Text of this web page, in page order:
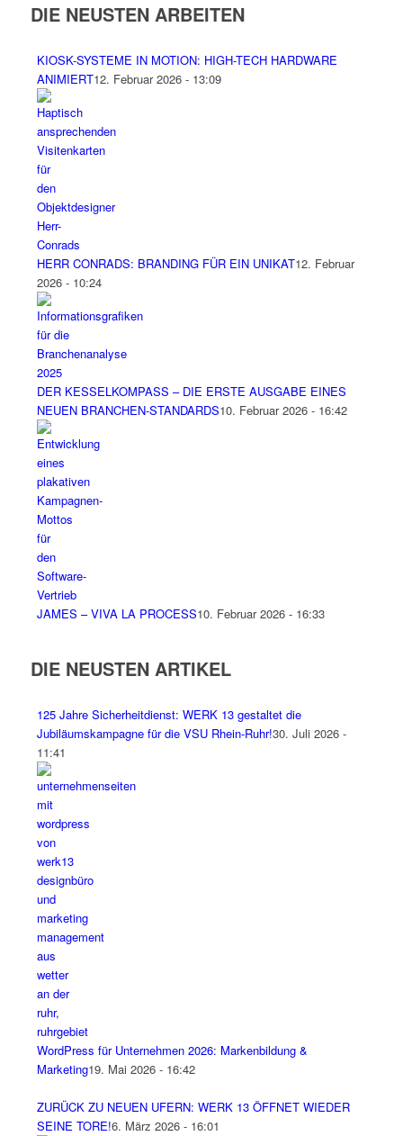
DIE NEUSTEN ARBEITEN
KIOSK-SYSTEME IN MOTION: HIGH-TECH HARDWARE
ANIMIERT12. Februar 2026 - 13:09
HERR CONRADS: BRANDING FÜR EIN UNIKAT12. Februar
2026 - 10:24
DER KESSELKOMPASS – DIE ERSTE AUSGABE EINES
NEUEN BRANCHEN-STANDARDS10. Februar 2026 - 16:42
JAMES – VIVA LA PROCESS10. Februar 2026 - 16:33
DIE NEUSTEN ARTIKEL
125 Jahre Sicherheitdienst: WERK 13 gestaltet die
Jubiläumskampagne für die VSU Rhein-Ruhr!30. Juli 2026 -
11:41
WordPress für Unternehmen 2026: Markenbildung &
Marketing19. Mai 2026 - 16:42
ZURÜCK ZU NEUEN UFERN: WERK 13 ÖFFNET WIEDER
SEINE TORE!6. März 2026 - 16:01